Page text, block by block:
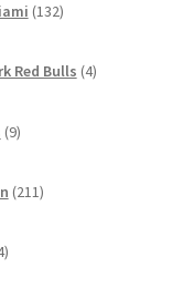
132izdelkov
Red Bulls 4izdelki
9izdelkov
211izdelkov
izdelkov